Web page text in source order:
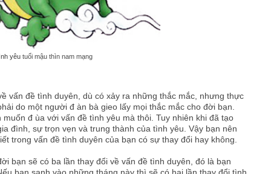
yêu tuổi mậu thìn nam mạng
vấn đề tình duyên, dù có xảy ra những thắc mắc, nhưng thực
do một người đ àn bà gieo lấy mọi thắc mắc cho đời bạn.
đ ùa với vấn đề tình yêu mà thôi. Tuy nhiên khi đã tạo
đình, sự trọn vẹn và trung thành của tình yêu. Vậy bạn nên
trong vấn đề tình duyên của bạn có sự thay đổi hay không.
bạn sẽ có ba lần thay đổi về vấn đề tình duyên, đó là bạn